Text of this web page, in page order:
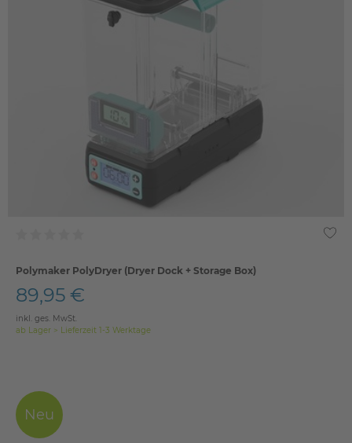
Polymaker PolyDryer (Dryer Dock + Storage Box)
89,95 €
inkl. ges. MwSt.
ab Lager > Lieferzeit 1-3 Werktage
Neu